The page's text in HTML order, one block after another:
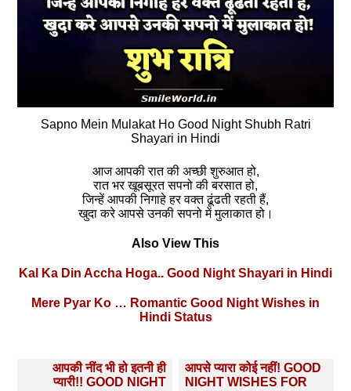
Sapno Mein Mulakat Ho Good Night Shubh Ratri
Shayari in Hindi
आज आपकी रात की अच्छी शुरुआत हो,
रात भर खूबसूरत सपनो की बरसात हो,
जिन्हें आपकी निगाहे हर वक्त ढूंढती रहती हैं,
खुदा करे आपसे उनकी सपनो में मुलाकात हो।
Also View This
Kal Ka Din Accha Hoga.. Good Night Shayari in Hindi
Mere Pyar Ko … Romantic Good Night Wishes in
Hindi Status
navigation
आपकी नींद भी हो इतनी ही
प्‍यारी!! GOOD NIGHT
आपसे प्‍यारा कोई नहीं! GOOD
NIGHT WISHES FOR